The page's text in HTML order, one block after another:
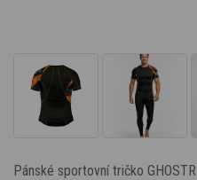
Pánské sportovní tričko